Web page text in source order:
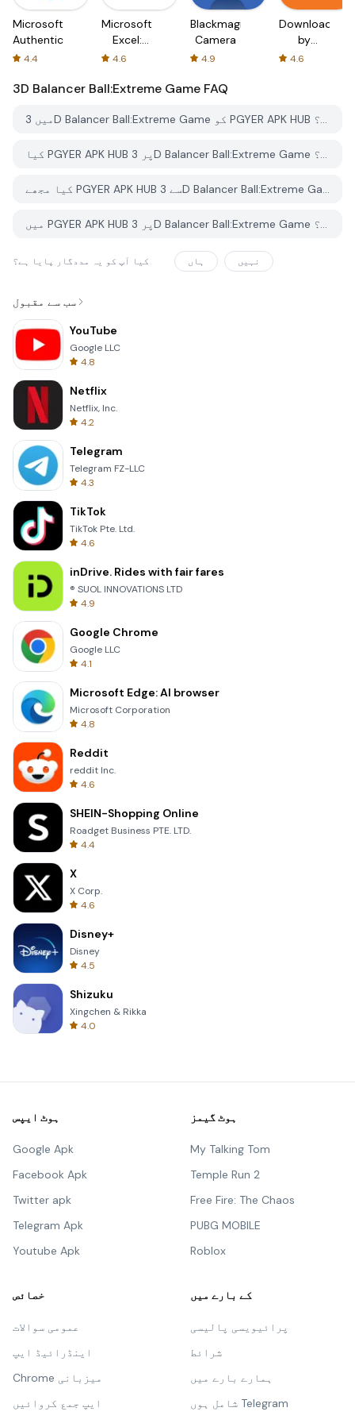
Microsoft
Authenticator
4.4
Microsoft
Excel:
Spreadsheets
4.6
Blackmagic
Camera
4.9
Downloader
by
AFTVnews
4.6
3D Balancer Ball:Extreme Game FAQ
میں 3D Balancer Ball:Extreme Game کو PGYER APK HUB سے کیسے ڈاؤن لوڈ کروں؟
کیا PGYER APK HUB پر 3D Balancer Ball:Extreme Game کو مفت ڈاؤن لوڈ کرنے کی اجازت ہے؟
کیا مجھے PGYER APK HUB سے 3D Balancer Ball:Extreme Game ڈاؤن لوڈ کرنے کے لئے اکاؤنٹ کی ضرورت ہے؟
میں PGYER APK HUB پر 3D Balancer Ball:Extreme Game کے ساتھ کوئی مسئلہ کیسے رپورٹ کرسکتا ہوں؟
کیا آپ کو یہ مددگار پایا ہے؟ ہاں نہیں
سب سے مقبول
YouTube
Google LLC
4.8
Netflix
Netflix, Inc.
4.2
Telegram
Telegram FZ-LLC
4.3
TikTok
TikTok Pte. Ltd.
4.6
inDrive. Rides with fair fares
® SUOL INNOVATIONS LTD
4.9
Google Chrome
Google LLC
4.1
Microsoft Edge: AI browser
Microsoft Corporation
4.8
Reddit
reddit Inc.
4.6
SHEIN-Shopping Online
Roadget Business PTE. LTD.
4.4
X
X Corp.
4.6
Disney+
Disney
4.5
Shizuku
Xingchen & Rikka
4.0
ہوٹ ایپس
Google Apk
Facebook Apk
Twitter apk
Telegram Apk
Youtube Apk
ہوٹ گیمز
My Talking Tom
Temple Run 2
Free Fire: The Chaos
PUBG MOBILE
Roblox
خصائص
عمومی سوالات
اینڈرائیڈ ایپ
Chrome میزبانی
ایپ جمع کروائیں
کے بارے میں
پرائیویسی پالیسی
شرائط
ہمارے بارے میں
شامل ہوں Telegram